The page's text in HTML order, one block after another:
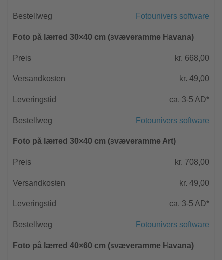
Fotounivers software
Foto på lærred 30×40 cm (svæveramme Havana)
kr. 668,00
kr. 49,00
ca. 3-5 AD*
Fotounivers software
Foto på lærred 30×40 cm (svæveramme Art)
kr. 708,00
kr. 49,00
ca. 3-5 AD*
Fotounivers software
Foto på lærred 40×60 cm (svæveramme Havana)